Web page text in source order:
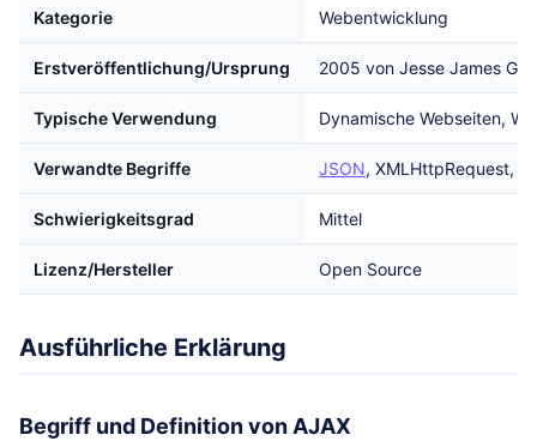
Kategorie Webentwicklung
Erstveröffentlichung/Ursprung 2005 von Jesse James
Typische Verwendung Dynamische Webseiten,
Verwandte Begriffe JSON, XMLHttpRequest,
Schwierigkeitsgrad Mittel
Lizenz/Hersteller Open Source
Ausführliche Erklärung
Begriff und Definition von AJAX